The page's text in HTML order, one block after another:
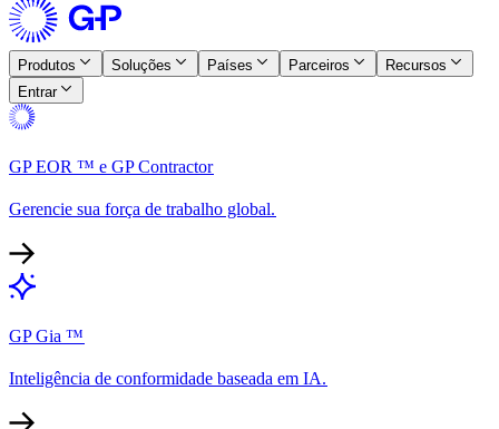
Produtos​​ Soluções​​ Países​​ Parceiros​​
Recursos​​
Entrar​​
GP EOR ™ e GP Contractor​​
Gerencie sua força de trabalho global.​​
GP Gia ™​​
Inteligência de conformidade baseada em IA.​​